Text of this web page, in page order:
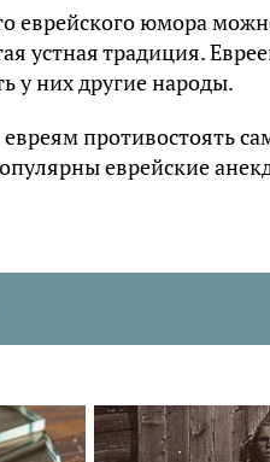
еврейского юмора
устная традиция.
у них другие народы.
противостоять
еврейские